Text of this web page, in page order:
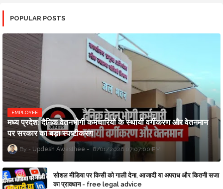
POPULAR POSTS
EMPLOYEE
मध्य प्रदेश: दैनिक वेतनभोगी कर्मचारियों के स्थायी वर्गीकरण और वेतनमान
पर सरकार का बड़ा स्पष्टीकरण
Updesh Awasthee 8/01/2026 07:07:00 PM
सोशल मीडिया पर किसी को गाली देना, आजादी या अपराध और कितनी सजा
का प्रावधान - free legal advice